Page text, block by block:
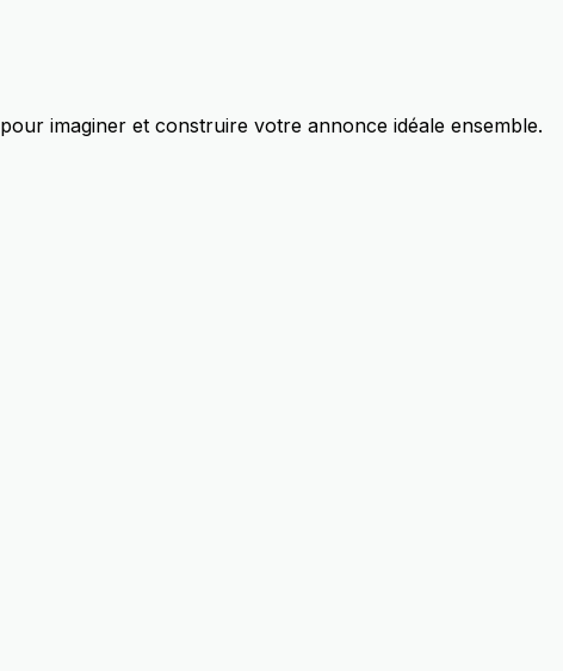
pour imaginer et construire votre annonce idéale ensemble.